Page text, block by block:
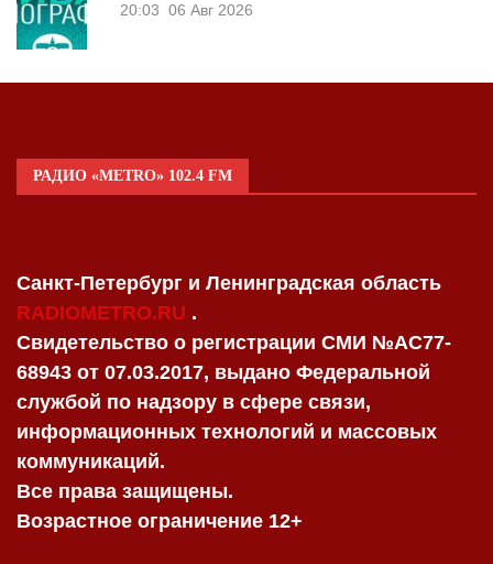
20:03 06 Авг 2026
РАДИО «METRO» 102.4 FM
Санкт-Петербург и Ленинградская область
RADIOMETRO.RU .
Свидетельство о регистрации СМИ №AC77-
68943 от 07.03.2017, выдано Федеральной
службой по надзору в сфере связи,
информационных технологий и массовых
коммуникаций.
Все права защищены.
Возрастное ограничение 12+